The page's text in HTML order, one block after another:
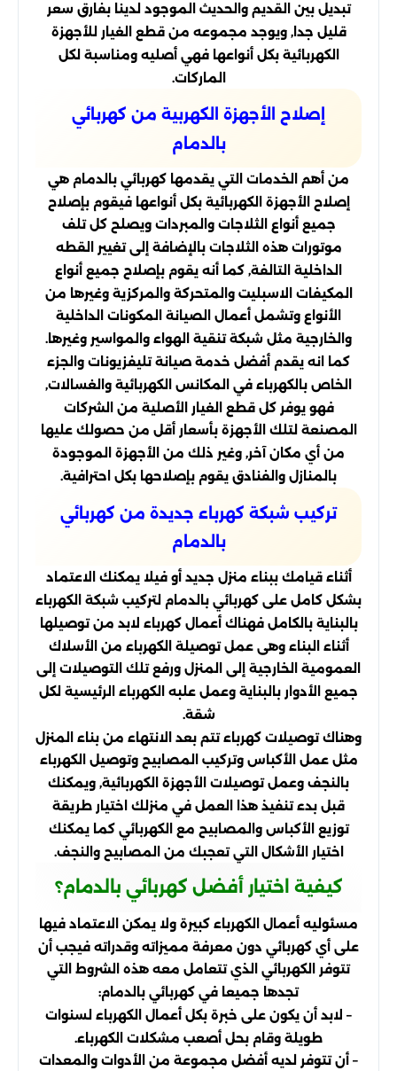
تبديل بين القديم والحديث الموجود لدينا بفارق سعر
قليل جدا, ويوجد مجموعه من قطع الغيار للأجهزة
الكهربائية بكل أنواعها فهي أصليه ومناسبة لكل
الماركات.
إصلاح الأجهزة الكهربية من كهربائي
بالدمام
من أهم الخدمات التي يقدمها كهربائي بالدمام هي
إصلاح الأجهزة الكهربائية بكل أنواعها فيقوم بإصلاح
جميع أنواع الثلاجات والمبردات ويصلح كل تلف
موتورات هذه الثلاجات بالإضافة إلى تغيير القطه
الداخلية التالفة, كما أنه يقوم بإصلاح جميع أنواع
المكيفات الاسبليت والمتحركة والمركزية وغيرها من
الأنواع وتشمل أعمال الصيانة المكونات الداخلية
والخارجية مثل شبكة تنقية الهواء والمواسير وغيرها.
كما انه يقدم أفضل خدمة صيانة تليفزيونات والجزء
الخاص بالكهرباء في المكانس الكهربائية والغسالات,
فهو يوفر كل قطع الغيار الأصلية من الشركات
المصنعة لتلك الأجهزة بأسعار أقل من حصولك عليها
من أي مكان آخر, وغير ذلك من الأجهزة الموجودة
بالمنازل والفنادق يقوم بإصلاحها بكل احترافية.
تركيب شبكة كهرباء جديدة من كهربائي
بالدمام
أثناء قيامك ببناء منزل جديد أو فيلا يمكنك الاعتماد
بشكل كامل على كهربائي بالدمام لتركيب شبكة الكهرباء
بالبناية بالكامل فهناك أعمال كهرباء لابد من توصيلها
أثناء البناء وهى عمل توصيلة الكهرباء من الأسلاك
العمومية الخارجية إلى المنزل ورفع تلك التوصيلات إلى
جميع الأدوار بالبناية وعمل علبه الكهرباء الرئيسية لكل
شقة.
وهناك توصيلات كهرباء تتم بعد الانتهاء من بناء المنزل
مثل عمل الأكباس وتركيب المصابيح وتوصيل الكهرباء
بالنجف وعمل توصيلات الأجهزة الكهربائية, ويمكنك
قبل بدء تنفيذ هذا العمل في منزلك اختيار طريقة
توزيع الأكباس والمصابيح مع الكهربائي كما يمكنك
اختيار الأشكال التي تعجبك من المصابيح والنجف.
كيفية اختيار أفضل كهربائي بالدمام؟
مسئوليه أعمال الكهرباء كبيرة ولا يمكن الاعتماد فيها
على أي كهربائي دون معرفة مميزاته وقدراته فيجب أن
تتوفر الكهربائي الذي تتعامل معه هذه الشروط التي
تجدها جميعا في كهربائي بالدمام:
– لابد أن يكون على خبرة بكل أعمال الكهرباء لسنوات
طويلة وقام بحل أصعب مشكلات الكهرباء.
– أن تتوفر لديه أفضل مجموعة من الأدوات والمعدات